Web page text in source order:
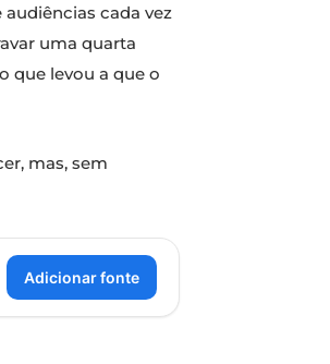
audiências cada vez
uma quarta
que levou a que o
mas, sem
Adicionar fonte